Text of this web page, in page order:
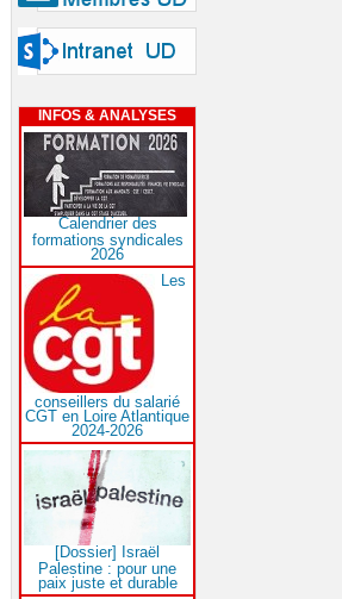
INFOS & ANALYSES
Calendrier des
formations syndicales
2026
Les
conseillers du salarié
CGT en Loire Atlantique
2024-2026
[Dossier] Israël
Palestine : pour une
paix juste et durable